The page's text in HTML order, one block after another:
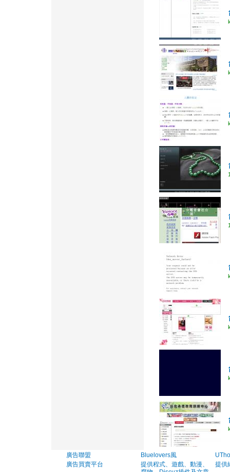
廣告聯盟
廣告買賣平台
Bluelovers風
提供程式、遊戲、動漫、
提供